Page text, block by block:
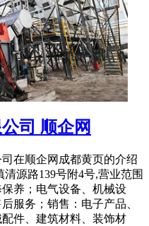
司 顺企网
在顺企网成都黄页的介绍
源路139号附4号,营业范围
养；电气设备、机械设
服务；销售：电子产品、
件、建筑材料、装饰材